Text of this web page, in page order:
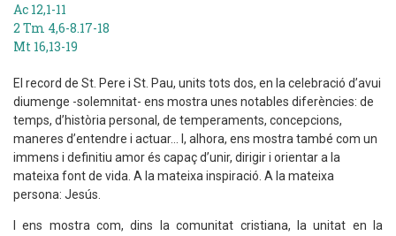
Ac 12,1-11
2 Tm 4,6-8.17-18
Mt 16,13-19
El record de St. Pere i St. Pau, units tots dos, en la celebració d’avui
diumenge -solemnitat- ens mostra unes notables diferències: de
temps, d’història personal, de temperaments, concepcions,
maneres d’entendre i actuar... I, alhora, ens mostra també com un
immens i definitiu amor és capaç d’unir, dirigir i orientar a la
mateixa font de vida. A la mateixa inspiració. A la mateixa
persona: Jesús.
I ens mostra com, dins la comunitat cristiana, la unitat en la